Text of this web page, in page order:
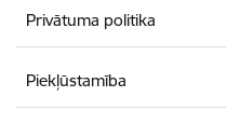
Privātuma politika
Piekļūstamība